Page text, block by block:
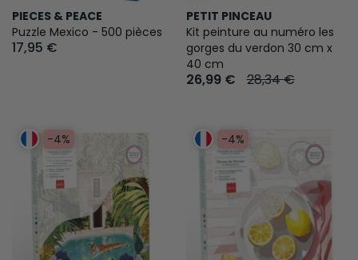
PIECES & PEACE
Puzzle Mexico - 500 pièces
17,95 €
PETIT PINCEAU
Kit peinture au numéro les
gorges du verdon 30 cm x
40 cm
26,99 € 28,34 €
-4% -4%